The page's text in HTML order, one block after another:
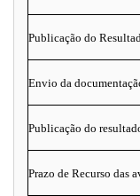
Publicação do
Envio da
Publicação do
Prazo de Recurso das